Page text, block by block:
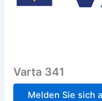
Varta 341
Melden Sie sich